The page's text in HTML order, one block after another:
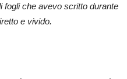
fogli che avevo scritto durante
e vivido.